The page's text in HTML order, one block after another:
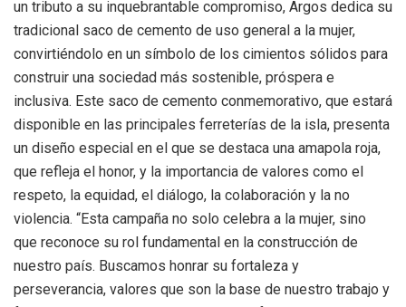
un tributo a su inquebrantable compromiso, Argos dedica su
tradicional saco de cemento de uso general a la mujer,
convirtiéndolo en un símbolo de los cimientos sólidos para
construir una sociedad más sostenible, próspera e
inclusiva. Este saco de cemento conmemorativo, que estará
disponible en las principales ferreterías de la isla, presenta
un diseño especial en el que se destaca una amapola roja,
que refleja el honor, y la importancia de valores como el
respeto, la equidad, el diálogo, la colaboración y la no
violencia. “Esta campaña no solo celebra a la mujer, sino
que reconoce su rol fundamental en la construcción de
nuestro país. Buscamos honrar su fortaleza y
perseverancia, valores que son la base de nuestro trabajo y